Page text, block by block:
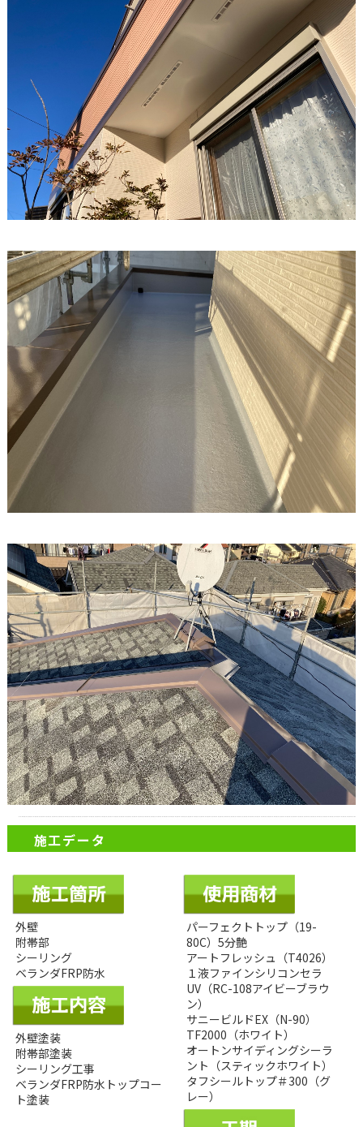
施工データ
外壁
附帯部
シーリング
ベランダFRP防水
外壁塗装
附帯部塗装
シーリング工事
ベランダFRP防水トップコー
ト塗装
パーフェクトトップ（19-
80C）5分艶
アートフレッシュ（T4026）
１液ファインシリコンセラ
UV（RC-108アイビーブラウ
ン）
サニービルドEX（N-90）
TF2000（ホワイト）
オートンサイディングシーラ
ント（スティックホワイト）
タフシールトップ＃300（グ
レー）